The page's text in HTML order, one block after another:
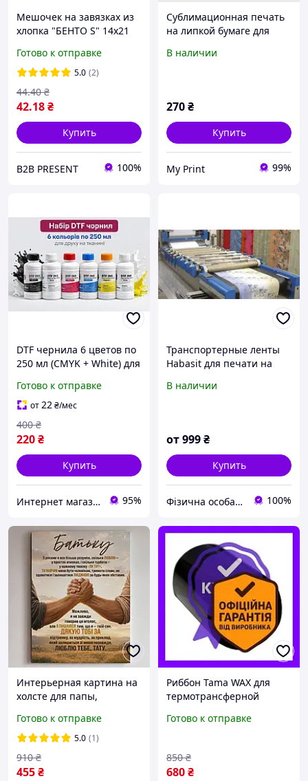
Мешочек на завязках из
хлопка "БЕНТО S" 14х21
логотипа
Готово к отправке
5.0 (2)
42.18₴
44.40 ₴
Купить
B2B PRESENT 100%
Сублимационная печать
на липкой бумаге для
(10249)
В наличии
270₴
Купить
My Print 99%
DTF чернила 6 цветов по
250 мл (CMYK + White) для
1 шт
Готово к отправке
от22₴/мес
220₴
400 ₴
Купить
Интернет магазин «Централь» 95%
Транспортерные ленты
Habasit для печати на
В наличии
от999₴
Купить
Фізична особа підприємець Мельник Олександр Юрійович 100%
Интерьерная картина на
холсте для папы,
от сына для отца, постер
со словами
благодарности для папы
Готово к отправке
5.0 (1)
455₴
910 ₴
Риббон Tama WAX для
термотрансферной
этикетках 90mm 300m
Готово к отправке
680₴
850 ₴